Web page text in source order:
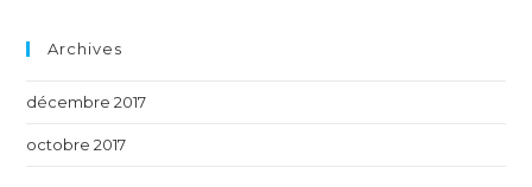
Archives
décembre 2017
octobre 2017